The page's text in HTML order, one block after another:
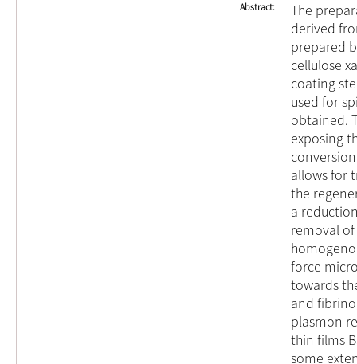
Abstract
The
derived
prepared
cellulose
coating
used for
obtained.
exposing
allows for
the
a
removal
force
towards
and
plasmon
thin films
some